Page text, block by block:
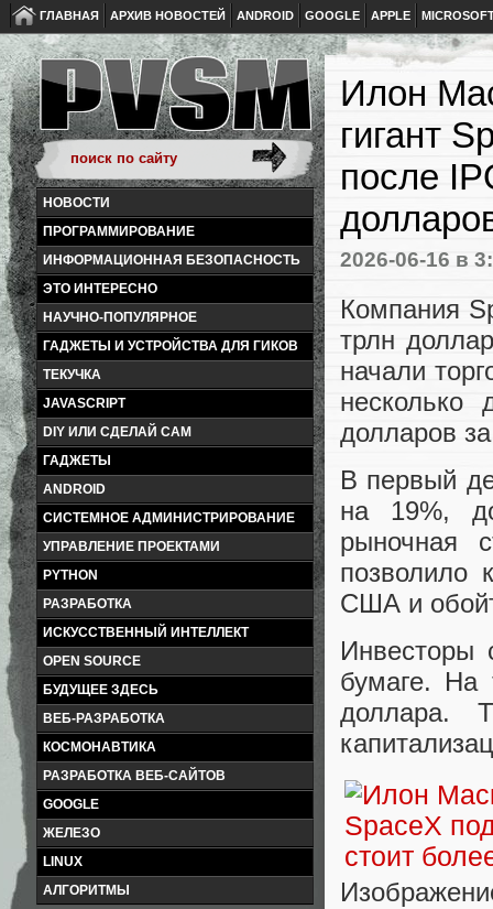
ГЛАВНАЯ АРХИВ НОВОСТЕЙ ANDROID GOOGLE APPLE
НОВОСТИ
ПРОГРАММИРОВАНИЕ
ИНФОРМАЦИОННАЯ БЕЗОПАСНОСТЬ
ЭТО ИНТЕРЕСНО
НАУЧНО-ПОПУЛЯРНОЕ
ГАДЖЕТЫ И УСТРОЙСТВА ДЛЯ ГИКОВ
ТЕКУЧКА
JAVASCRIPT
DIY ИЛИ СДЕЛАЙ САМ
ГАДЖЕТЫ
ANDROID
СИСТЕМНОЕ АДМИНИСТРИРОВАНИЕ
УПРАВЛЕНИЕ ПРОЕКТАМИ
PYTHON
РАЗРАБОТКА
ИСКУССТВЕННЫЙ ИНТЕЛЛЕКТ
OPEN SOURCE
БУДУЩЕЕ ЗДЕСЬ
ВЕБ-РАЗРАБОТКА
КОСМОНАВТИКА
РАЗРАБОТКА ВЕБ-САЙТОВ
GOOGLE
ЖЕЛЕЗО
LINUX
АЛГОРИТМЫ
Илон
гигант
после
2026-06-16 в
Компания
трлн
начали
долларов
В первый
на 19%,
рыночная
позволило
США и
Инвесторы
бумаге. На
доллара.